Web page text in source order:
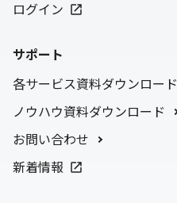
ログイン
サポート
各サービス資料ダウンロード
ノウハウ資料ダウンロード
お問い合わせ
新着情報